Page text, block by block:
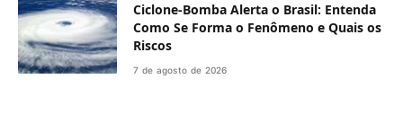
Ciclone-Bomba Alerta o Brasil: Entenda
Como Se Forma o Fenômeno e Quais os
Riscos
7 de agosto de 2026